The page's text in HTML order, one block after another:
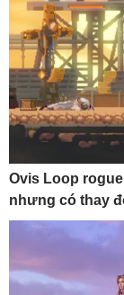
Ovis Loop
nhưng có thay